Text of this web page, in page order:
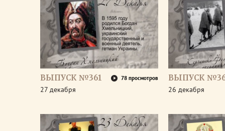
ВЫПУСК №361 78 просмотров
27 декабря
ВЫПУСК
26 декабря